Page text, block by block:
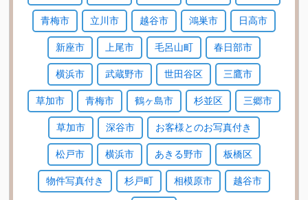
青梅市 立川市 越谷市 鴻巣市 日高市
新座市 上尾市 毛呂山町 春日部市
横浜市 武蔵野市 世田谷区 三鷹市
草加市 青梅市 鶴ヶ島市 杉並区 三郷市
草加市 深谷市 お客様とのお写真付き
松戸市 横浜市 あきる野市 板橋区
物件写真付き 杉戸町 相模原市 越谷市